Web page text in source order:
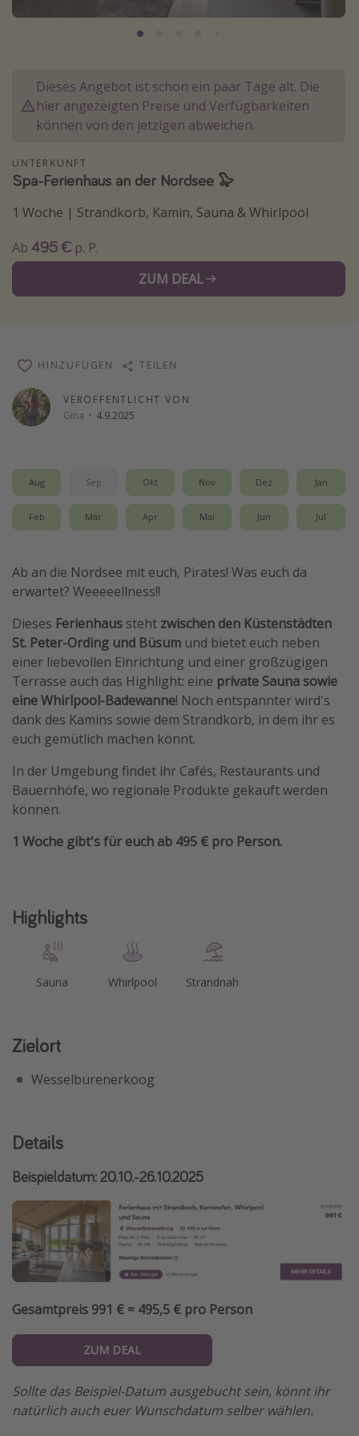
Normandie Urlaub
Kefalonia Urlaub
Krabi Urlaub
Sri Lanka Rundreise
Reisethemen
Singlereisen
Strandurlaub
Hotels in Hamburg
Hotels in Amsterdam
Hotels am Achensee
Weitere Themen
Familienurlaub in der Türkei
Rundreisen in Thailand
Bahnreisen in der Schweiz
Reisepassfreie Reiseziele
Travel Know How
Silvesterreisen
Last Minute Urlaub Mallorca
Last Minute Urlaub Deutschland
Dieses Angebot ist schon ein paar Tage alt. Die
hier angezeigten Preise und Verfügbarkeiten
können von den jetzigen abweichen.
UNTERKUNFT
Spa-Ferienhaus an der Nordsee 🦭
1 Woche | Strandkorb, Kamin, Sauna & Whirlpool
Ab 495 € p. P.
ZUM DEAL
VERÖFFENTLICHT VON
Gina · 4.9.2025
HINZUFÜGEN TEILEN
Aug Sep Okt Nov Dez Jan
Feb Mär Apr Mai Jun Jul
Ab an die Nordsee mit euch, Pirates! Was euch da
erwartet? Weeeeellness!!
Dieses Ferienhaus steht zwischen den Küstenstädten
St. Peter-Ording und Büsum und bietet euch neben
einer liebevollen Einrichtung und einer großzügigen
Terrasse auch das Highlight: eine private Sauna sowie
eine Whirlpool-Badewanne! Noch entspannter wird's
dank des Kamins sowie dem Strandkorb, in dem ihr es
euch gemütlich machen könnt.
In der Umgebung findet ihr Cafés, Restaurants und
Bauernhöfe, wo regionale Produkte gekauft werden
können.
1 Woche gibt's für euch ab 495 € pro Person.
Highlights
Sauna Whirlpool Strandnah
Zielort
Wesselburenerkoog
Details
Beispieldatum: 20.10.-26.10.2025
Gesamtpreis 991 € = 495,5 € pro Person
ZUM DEAL
Sollte das Beispiel-Datum ausgebucht sein, könnt ihr
natürlich auch euer Wunschdatum selber wählen.